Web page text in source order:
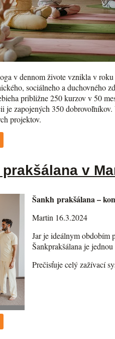
v dennom živote vznikla v
sociálneho a duchovného
približne 250 kurzov v 50
je zapojených 350
projektov.
v
Šankh prakšálana –
Martin 16.3.2024
Jar je ideálnym obdobím
Šankprakšálana je
Prečisťuje celý zažívací